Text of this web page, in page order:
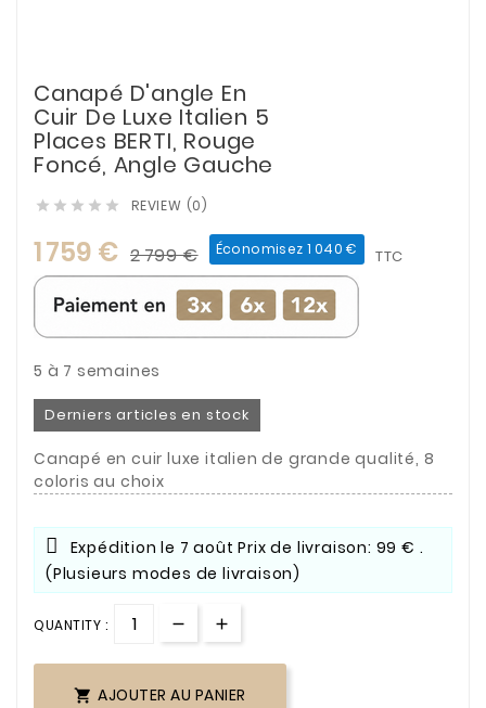
Canapé D'angle En
Cuir De Luxe Italien 5
Places BERTI, Rouge
Foncé, Angle Gauche
     REVIEW (0)
1 759 € 2 799 € Économisez 1 040 € TTC
5 à 7 semaines
Derniers articles en stock
Canapé en cuir luxe italien de grande qualité, 8
coloris au choix
Expédition le 7 aoûtPrix de livraison: 99 € .
(Plusieurs modes de livraison)
QUANTITY :
 AJOUTER AU PANIER